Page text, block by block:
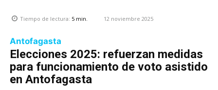
Tiempo de lectura: 5 min. 12 noviembre 2025
Antofagasta
Elecciones 2025: refuerzan medidas
para funcionamiento de voto asistido
en Antofagasta